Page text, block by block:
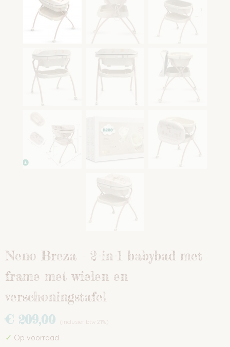
Neno Breza – 2-in-1 babybad met
frame met wielen en
verschoningstafel
€ 209,00 (inclusief btw 21%)
✓ Op voorraad